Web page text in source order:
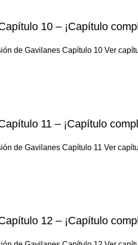
10 – ¡Capítulo
de Gavilanes Capítulo 10 Ver
11 – ¡Capítulo
de Gavilanes Capítulo 11 Ver
12 – ¡Capítulo